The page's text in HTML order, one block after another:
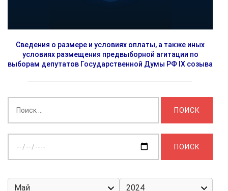
Сведения о размере и условиях оплаты, а также иных
условиях размещения предвыборной агитации по
выборам депутатов Государственной Думы РФ IX созыва
дату: